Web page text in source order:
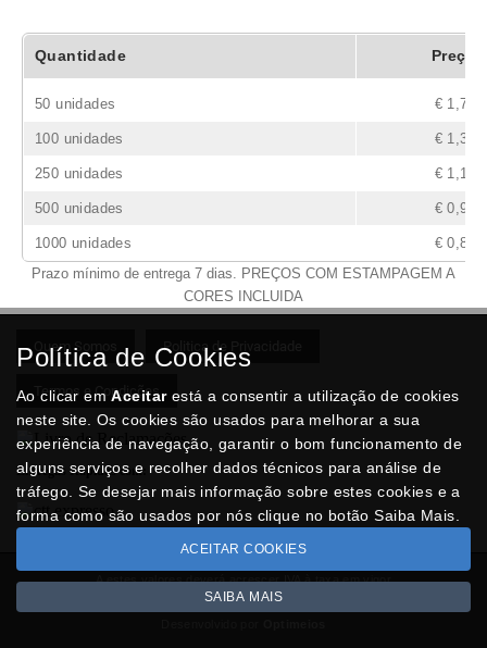
Quantidade Preço
50 unidades € 1,74
100 unidades € 1,33
250 unidades € 1,17
500 unidades € 0,92
1000 unidades
€ 0,86
Prazo mínimo de entrega 7 dias. PREÇOS COM ESTAMPAGEM A
CORES INCLUIDA
Quem Somos Politica de Privacidade
Termos e Condições
Entregas Rápidas com:
A estes valores deverá acrescer IVA à taxa em vigor
Copyright © BRINDESNET.com 2026
Política de Cookies
Ao clicar emAceitarestá a consentir a utilização de cookies
neste site. Os cookies são usados para melhorar a sua
experiência de navegação, garantir o bom funcionamento de
alguns serviços e recolher dados técnicos para análise de
tráfego. Se desejar mais informação sobre estes cookies e a
forma como são usados por nós clique no botão Saiba Mais.
ACEITAR COOKIES
SAIBA MAIS